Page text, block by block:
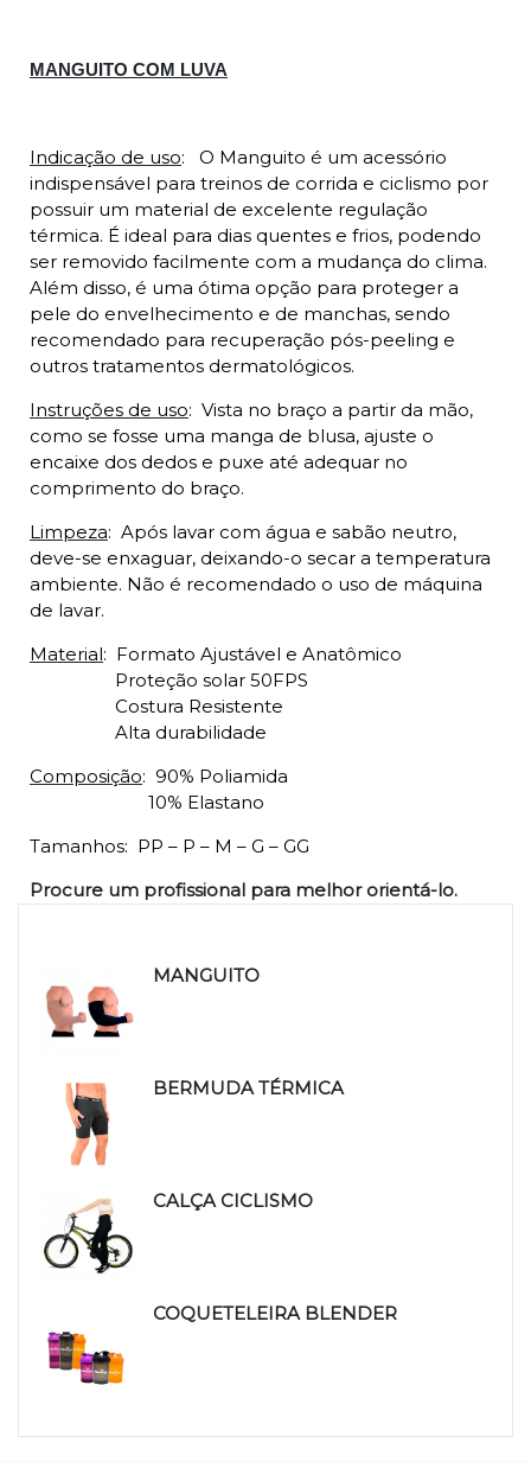
MANGUITO COM LUVA
Indicação de uso:
O Manguito é um acessório
indispensável para treinos de corrida e ciclismo por
possuir um material de excelente regulação
térmica. É ideal para dias quentes e frios, podendo
ser removido facilmente com a mudança do clima.
Além disso, é uma ótima opção para proteger a
pele do envelhecimento e de manchas, sendo
recomendado para recuperação pós-peeling e
outros tratamentos dermatológicos.
Instruções de uso: Vista no braço a partir da mão,
como se fosse uma manga de blusa, ajuste o
encaixe dos dedos e puxe até adequar no
comprimento do braço.
Limpeza: Após lavar com água e sabão neutro,
deve-se enxaguar, deixando-o secar a temperatura
ambiente. Não é recomendado o uso de máquina
de lavar.
Material: Formato Ajustável e Anatômico
Proteção solar 50FPS
Costura Resistente
Alta durabilidade
Composição: 90% Poliamida
10% Elastano
Tamanhos: PP – P – M – G – GG
Procure um profissional para melhor orientá-lo.
MANGUITO
BERMUDA TÉRMICA
CALÇA CICLISMO
COQUETELEIRA BLENDER